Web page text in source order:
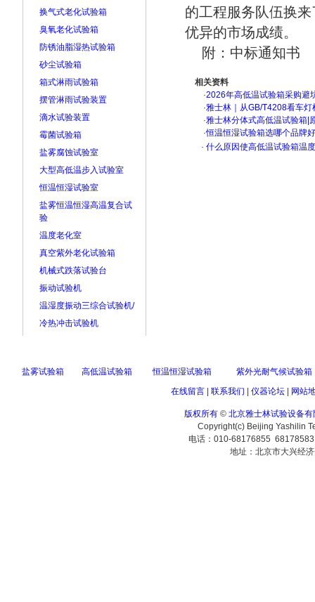
换气式老化试验箱
臭氧老化试验箱
防锈油脂湿热试验箱
砂尘试验箱
箱式淋雨试验箱
摆管淋雨试验装置
滴水试验装置
霉菌试验箱
盐雾腐蚀试验室
大型高低温步入试验室
恒温恒湿试验室
盐雾恒温恒湿高温复合试
验
温度老化室
真空紫外老化试验箱
机械式跌落试验台
振动试验机
温湿度振动三综合试验机/
冷热冲击试验机
的工程服务队伍换
优异的市场成绩。
附：中标通知书
相关资料
·2026年高低温试验箱采购
·雅士林｜从GB/T4208看车
·雅士林分体式高低温试验箱|
·恒温恒湿试验箱选哪个品牌
· 什么原因使高低温试验箱温
盐雾试验箱 高低温试验箱 恒温恒湿试验箱
紫外光耐气候试验箱
在线留言| 联系我们 仪器论坛| 网站
版权所有 © 北京雅士林试验设备有
Copyright(c) Beijing Yashilin
电话：010-68176855
地址：北京市大兴经